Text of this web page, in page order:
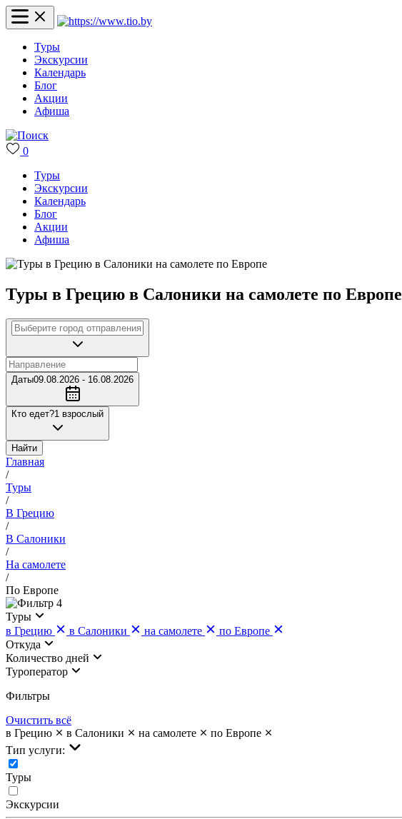
Туры
Экскурсии
Календарь
Блог
Акции
Афиша
0
Туры
Экскурсии
Календарь
Блог
Акции
Афиша
Туры в Грецию в Салоники на самолете по Европе
Даты09.08.2026 - 16.08.2026
Кто едет?1 взрослый
Найти
Главная
/
Туры
/
В Грецию
/
В Салоники
/
На самолете
/
По Европе
4
Туры
в Грецию
в Салоники на самолете
по Европе
Откуда
Количество дней
Туроператор
Фильтры
Очистить всё
в Грецию
в Салоники на самолете
по Европе
Тип услуги:
Туры
Экскурсии